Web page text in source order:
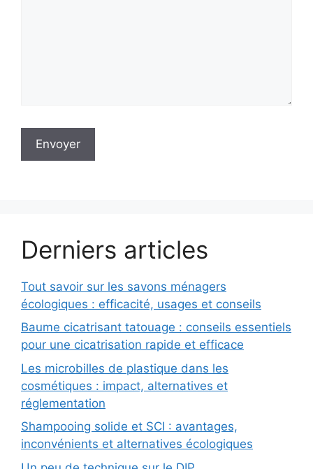
Derniers articles
Tout savoir sur les savons ménagers
écologiques : efficacité, usages et conseils
Baume cicatrisant tatouage : conseils essentiels
pour une cicatrisation rapide et efficace
Les microbilles de plastique dans les
cosmétiques : impact, alternatives et
réglementation
Shampooing solide et SCI : avantages,
inconvénients et alternatives écologiques